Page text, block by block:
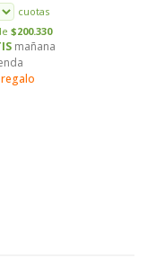
cuotas
$200.330
mañana